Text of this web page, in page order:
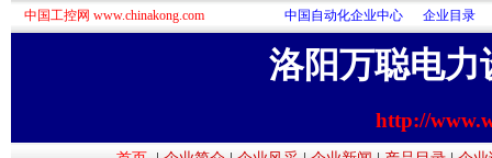
中国工控网 www.chinakong.com 中国自动化企业中心 企业目录
洛阳万聪电力
http://